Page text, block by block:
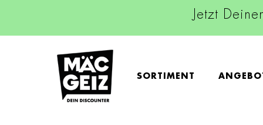
Jetzt
SORTIMENT